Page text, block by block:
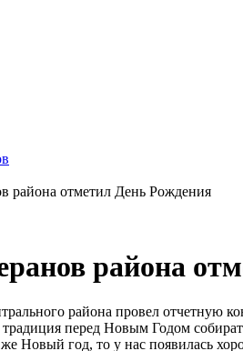
района отметил День Рождения
района
района провел отчетную
перед Новым Годом
Новый год, то у нас появилась